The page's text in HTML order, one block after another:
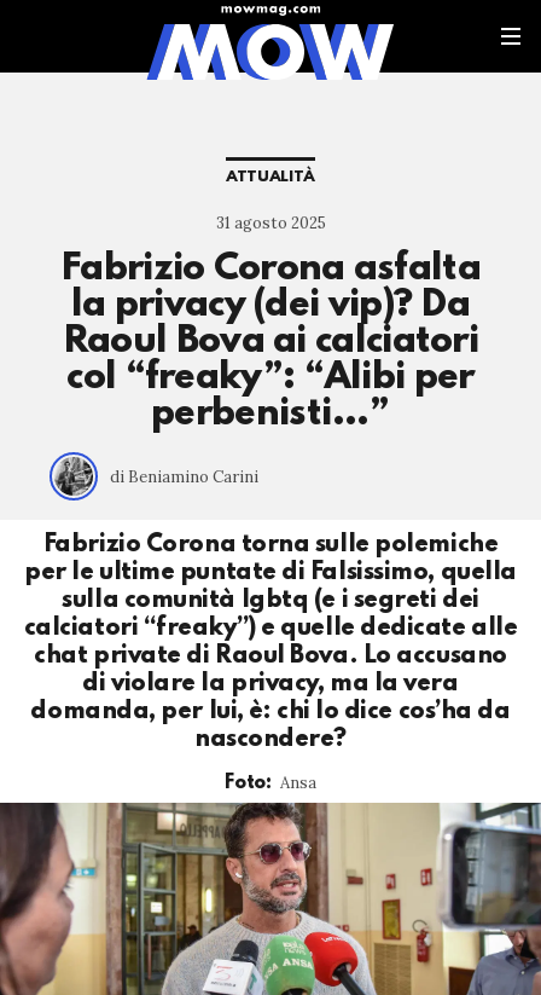
ATTUALITÀ
31 agosto 2025
Fabrizio Corona asfalta
la privacy (dei vip)? Da
Raoul Bova ai calciatori
col “freaky”: “Alibi per
perbenisti…”
di Beniamino Carini
Fabrizio Corona torna sulle polemiche
per le ultime puntate di Falsissimo, quella
sulla comunità lgbtq (e i segreti dei
calciatori “freaky”) e quelle dedicate alle
chat private di Raoul Bova. Lo accusano
di violare la privacy, ma la vera
domanda, per lui, è: chi lo dice cos’ha da
nascondere?
Foto: Ansa